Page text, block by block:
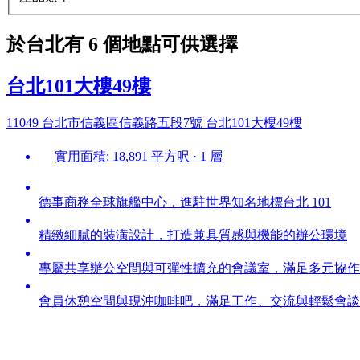
於台北有 6 個地點可供選擇
台北101大樓49樓
11049 台北市信義區信義路五段7號 台北101大樓49樓
實用面積: 18,891 平方呎 · 1 層
德事商務全球旗艦中心，進駐世界知名地標台北 101
精緻細膩的裝潢設計，打造兼具質感與機能的辦公環境
專屬共享辦公空間與可彈性擴充的會議室，滿足多元協
會員休憩空間與現沖咖啡吧，滿足工作、交流與輕鬆會